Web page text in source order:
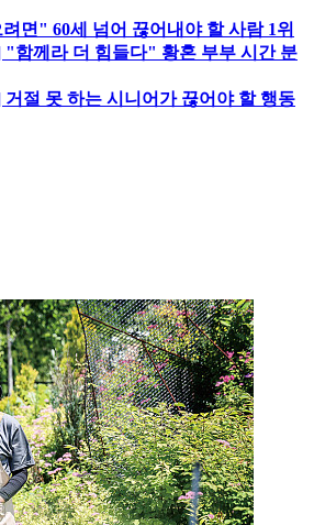
면" 60세 넘어 끊어내야 할 사람 1위
함께라 더 힘들다" 황혼 부부 시간 분
절 못 하는 시니어가 끊어야 할 행동